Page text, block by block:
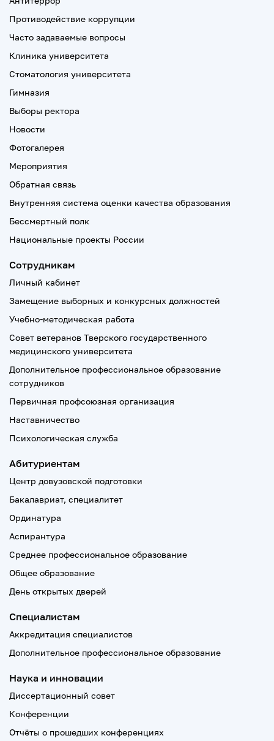
Противодействие коррупции
Часто задаваемые вопросы
Клиника университета
Стоматология университета
Гимназия
Выборы ректора
Новости
Фотогалерея
Мероприятия
Обратная связь
Внутренняя система оценки качества образования
Бессмертный полк
Национальные проекты России
Сотрудникам
Личный кабинет
Замещение выборных и конкурсных должностей
Учебно-методическая работа
Совет ветеранов Тверского государственного
медицинского университета
Дополнительное профессиональное образование
сотрудников
Первичная профсоюзная организация
Наставничество
Психологическая служба
Абитуриентам
Центр довузовской подготовки
Бакалавриат, специалитет
Ординатура
Аспирантура
Среднее профессиональное образование
Общее образование
День открытых дверей
Специалистам
Аккредитация специалистов
Дополнительное профессиональное образование
Наука и инновации
Диссертационный совет
Конференции
Отчёты о прошедших конференциях